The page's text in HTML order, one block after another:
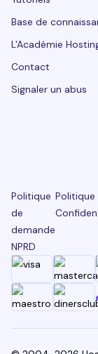
Base de
L'Académie
Contact
Signaler un abus
Politique
de
demande
NPRD
Politique